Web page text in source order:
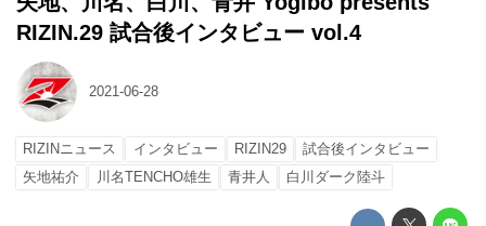
RIZIN.29 試合後インタビュー vol.4
2021-06-28
RIZINニュース インタビュー RIZIN29
試合後インタビュー
矢地祐介
川名TENCHO雄生 青井人 白川ダーク陸斗